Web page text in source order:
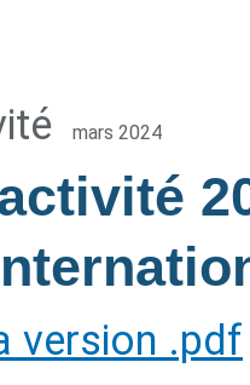
mars 2024
version .pdf